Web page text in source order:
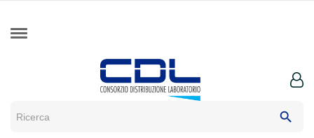
search